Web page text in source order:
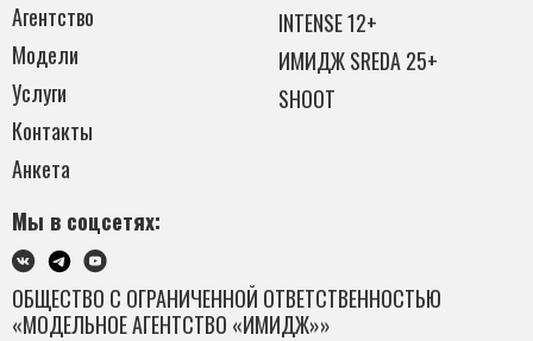
Агентство
Модели
Услуги
Контакты
Анкета
INTENSE 12+
ИМИДЖ SREDA 25+
SHOOT
Мы в соцсетях:
ОБЩЕСТВО С ОГРАНИЧЕННОЙ ОТВЕТСТВЕННОСТЬЮ
«МОДЕЛЬНОЕ АГЕНТСТВО «ИМИДЖ»»